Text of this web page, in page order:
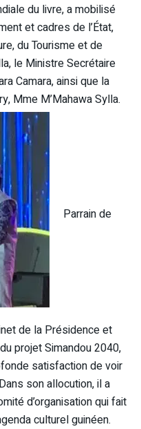
du livre, a mobilisé
et cadres de l’État,
du Tourisme et de
le Ministre Secrétaire
Camara, ainsi que la
Mme M’Mahawa Sylla.
Parrain de
de la Présidence et
projet Simandou 2040,
satisfaction de voir
son allocution, il a
d’organisation qui fait
culturel guinéen.